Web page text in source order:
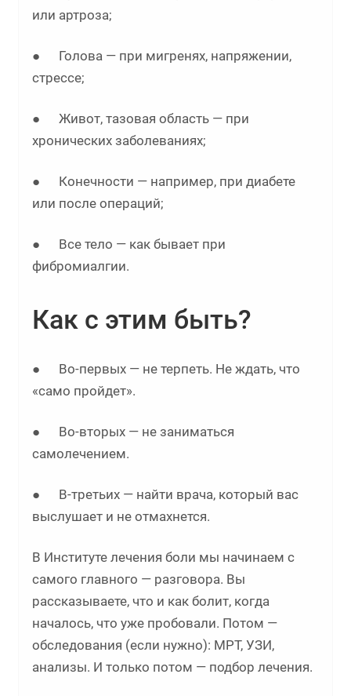
или артроза;
● Голова — при мигренях, напряжении,
стрессе;
● Живот, тазовая область — при
хронических заболеваниях;
● Конечности — например, при диабете
или после операций;
● Все тело — как бывает при
фибромиалгии.
Как с этим быть?
● Во-первых — не терпеть. Не ждать, что
«само пройдет».
● Во-вторых — не заниматься
самолечением.
● В-третьих — найти врача, который вас
выслушает и не отмахнется.
В Институте лечения боли мы начинаем с
самого главного — разговора. Вы
рассказываете, что и как болит, когда
началось, что уже пробовали. Потом —
обследования (если нужно): МРТ, УЗИ,
анализы. И только потом — подбор лечения.